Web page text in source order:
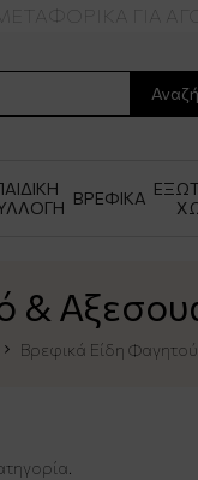
ΓΙΑ
ΒΡΕΦΙΚΑ
&
Βρεφικά Είδη Φαγητού